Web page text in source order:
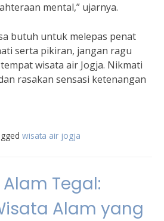
mental,” ujarnya.
butuh untuk melepas penat
serta pikiran, jangan ragu
wisata air Jogja. Nikmati
rasakan sensasi ketenangan
wisata air jogja
Tegal:
Alam yang